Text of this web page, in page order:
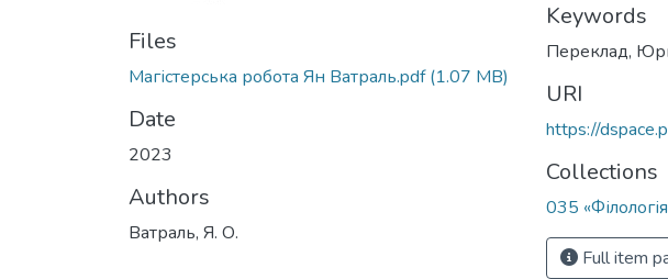
Files
Магістерська робота Ян Ватраль.pdf(1.07 MB)
Date
2023
Authors
Ватраль, Я. О.
Keywords
Переклад,
URI
https://
Collections
035
Full item